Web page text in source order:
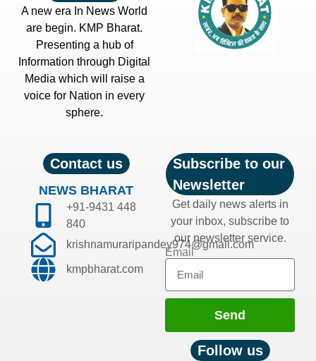
A new era In News World
are begin. KMP Bharat.
Presenting a hub of
Information through Digital
Media which will raise a
voice for Nation in every
sphere.
Contact us
NEWS BHARAT
+91-9431 448
840
krishnamuraripandey974@gmail.com
kmpbharat.com
Subscribe to our
Newsletter
Get daily news alerts in
your inbox, subscribe to
our newsletter service.
Email
Send
Follow us